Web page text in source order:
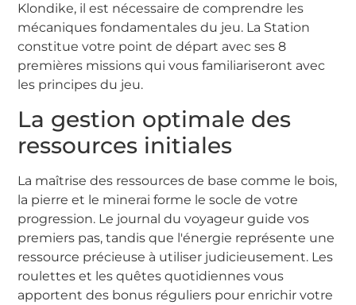
Klondike, il est nécessaire de comprendre les
mécaniques fondamentales du jeu. La Station
constitue votre point de départ avec ses 8
premières missions qui vous familiariseront avec
les principes du jeu.
La gestion optimale des
ressources initiales
La maîtrise des ressources de base comme le bois,
la pierre et le minerai forme le socle de votre
progression. Le journal du voyageur guide vos
premiers pas, tandis que l'énergie représente une
ressource précieuse à utiliser judicieusement. Les
roulettes et les quêtes quotidiennes vous
apportent des bonus réguliers pour enrichir votre